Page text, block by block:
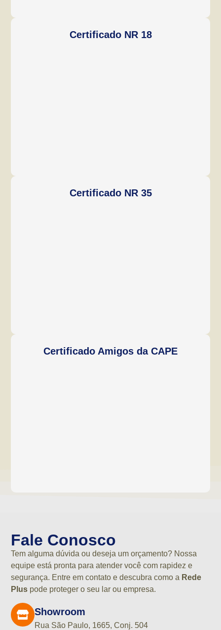
Certificado NR 18
Certificado NR 35
Certificado Amigos da CAPE
Fale Conosco
Tem alguma dúvida ou deseja um orçamento? Nossa
equipe está pronta para atender você com rapidez e
segurança. Entre em contato e descubra como a Rede
Plus pode proteger o seu lar ou empresa.
Showroom
Rua São Paulo, 1665, Conj. 504